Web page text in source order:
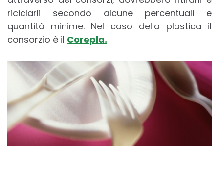
riciclarli secondo alcune percentuali e
quantità minime. Nel caso della plastica il
consorzio è il Corepla.